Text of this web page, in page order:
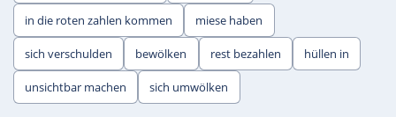
in die roten zahlen kommen miese haben
sich verschulden bewölken rest bezahlen hüllen in
unsichtbar machen sich umwölken